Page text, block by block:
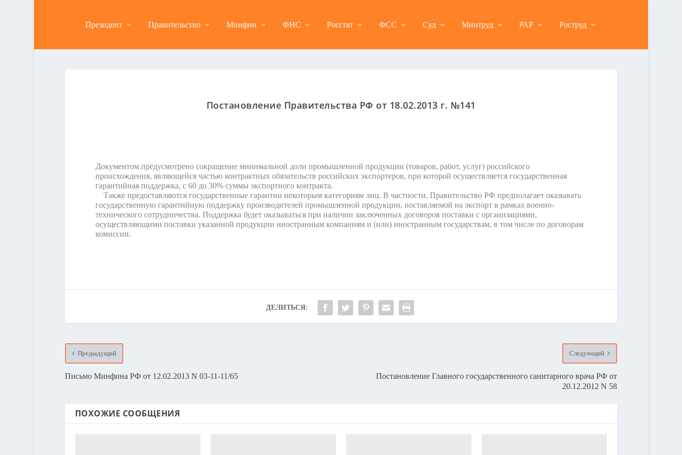
Президент Правительство Минфин ФНС Росстат ФСС Суд Минтруд РАР Роструд
Постановление Правительства РФ от 18.02.2013 г. №141
Документом предусмотрено сокращение минимальной доли промышленной продукции (товаров, работ, услуг) российского
происхождения, являющейся частью контрактных обязательств российских экспортеров, при которой осуществляется государственная
гарантийная поддержка, с 60 до 30% суммы экспортного контракта.
Также предоставляются государственные гарантии некоторым категориям лиц. В частности, Правительство РФ предполагает оказывать
государственную гарантийную поддержку производителей промышленной продукции, поставляемой на экспорт в рамках военно-
технического сотрудничества. Поддержка будет оказываться при наличии заключенных договоров поставки с организациями,
осуществляющими поставки указанной продукции иностранным компаниям и (или) иностранным государствам, в том числе по договорам
комиссии.
ДЕЛИТЬСЯ:
Предыдущий
Письмо Минфина РФ от 12.02.2013 N 03-11-11/65
Следующий
Постановление Главного государственного санитарного врача РФ от
20.12.2012 N 58
ПОХОЖИЕ СООБЩЕНИЯ